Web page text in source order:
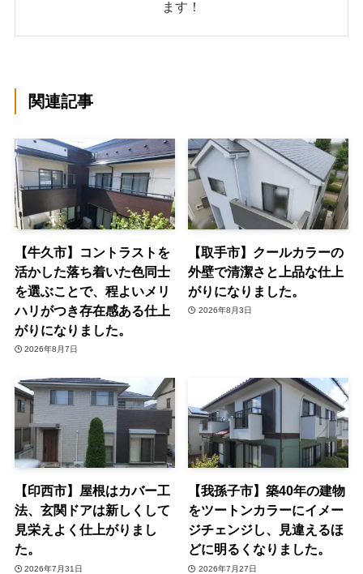
ます！
関連記事
【牛久市】コントラストを
活かした落ち着いた色同士
を選ぶことで、程よいメリ
ハリがつき存在感ある仕上
がりになりました。
2026年8月7日
【取手市】クールカラーの
外壁で清潔さと上品な仕上
がりになりました。
2026年8月3日
【印西市】屋根はカバー工
法、玄関ドアは新しくして
見栄えよく仕上がりまし
た。
2026年7月31日
【我孫子市】築40年の建物
をツートンカラーにイメー
ジチェンジし、見違えるほ
どに明るくなりました。
2026年7月27日